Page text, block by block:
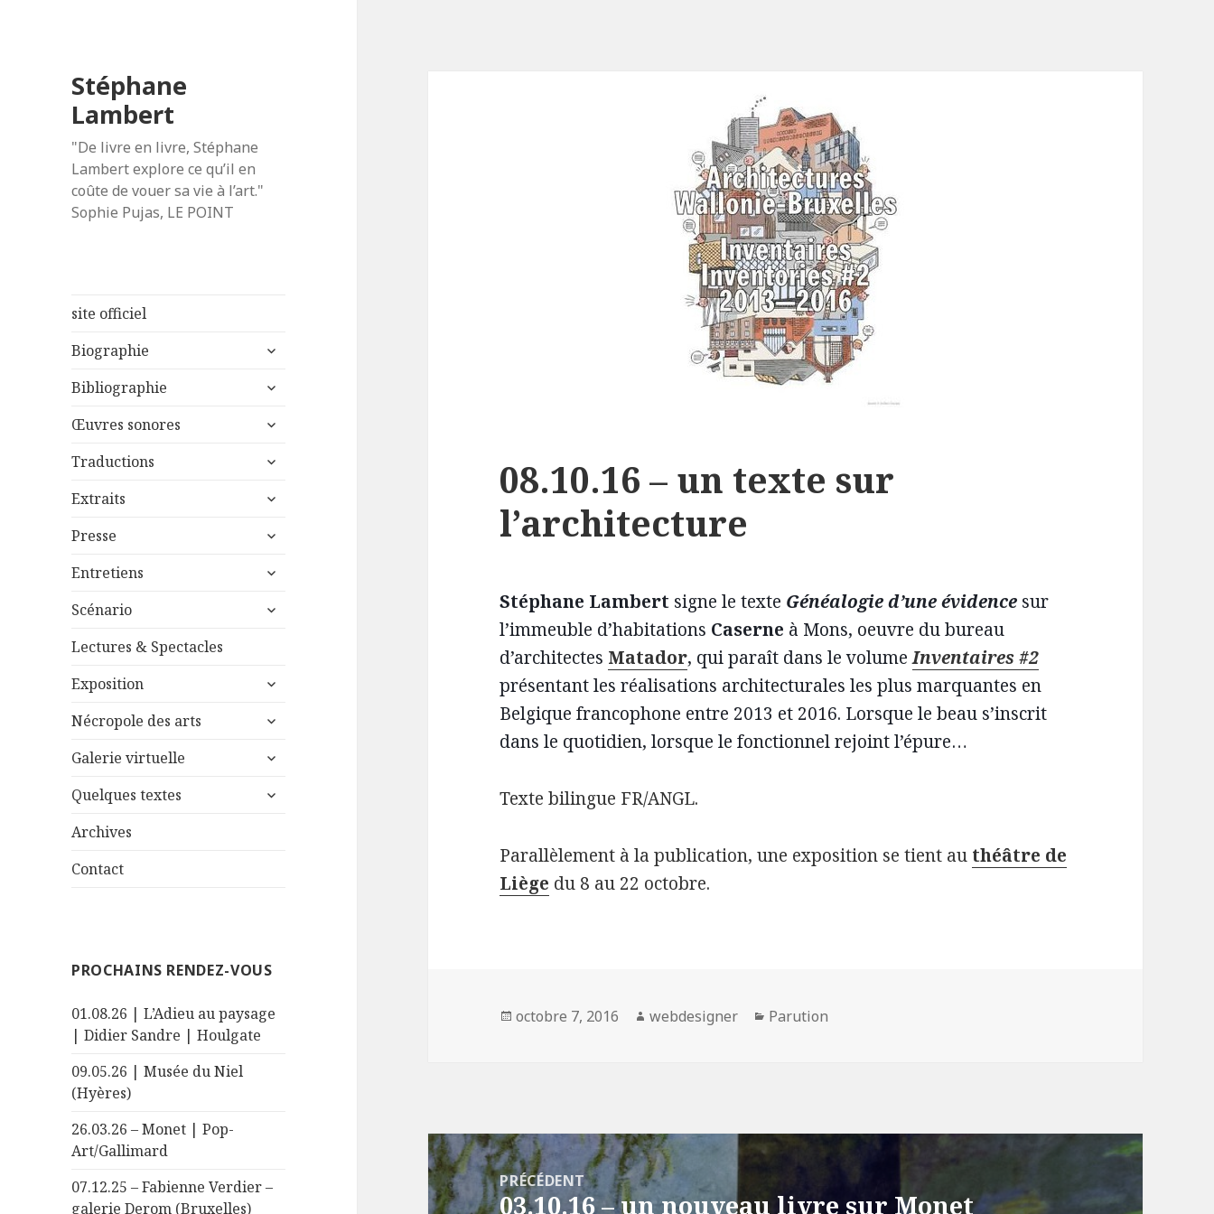
Stéphane
Lambert
"De livre en livre, Stéphane
Lambert explore ce qu’il en
coûte de vouer sa vie à l’art."
Sophie Pujas, LE POINT
site officiel
Biographie
ouvrir
sous-
Bibliographie
ouvrir
sous-
Œuvres sonores
ouvrir
sous-
Traductions
ouvrir
sous-
Extraits
ouvrir
sous-
Presse
ouvrir
sous-
Entretiens
ouvrir
sous-
Scénario
ouvrir
Lectures & Spectacles
Exposition
ouvrir
sous-
Nécropole des arts
ouvrir
sous-
Galerie virtuelle
ouvrir
sous-
Quelques textes
ouvrir
Archives
Contact
PROCHAINS RENDEZ-VOUS
01.08.26 | L’Adieu au paysage
| Didier Sandre | Houlgate
09.05.26 | Musée du Niel
(Hyères)
26.03.26 – Monet | Pop-
Art/Gallimard
07.12.25 – Fabienne Verdier –
galerie Derom (Bruxelles)
08.10.16 – un texte sur
l’architecture
Stéphane Lambert signe le texte Généalogie d’une évidence sur
l’immeuble d’habitations Caserne à Mons, oeuvre du bureau
d’architectes Matador, qui paraît dans le volumeInventaires #2
présentant les réalisations architecturales les plus marquantes en
Belgique francophone entre 2013 et 2016. Lorsque le beau s’inscrit
dans le quotidien, lorsque le fonctionnel rejoint l’épure…
Texte bilingue FR/ANGL.
Parallèlement à la publication, une exposition se tient au théâtre de
Liège du 8 au 22 octobre.
Publié
octobre 7, 2016 Auteur
webdesigner Catégories
Parution
Navigation
de
l’article
PRÉCÉDENT
Article
03.10.16 – un nouveau livre sur Monet